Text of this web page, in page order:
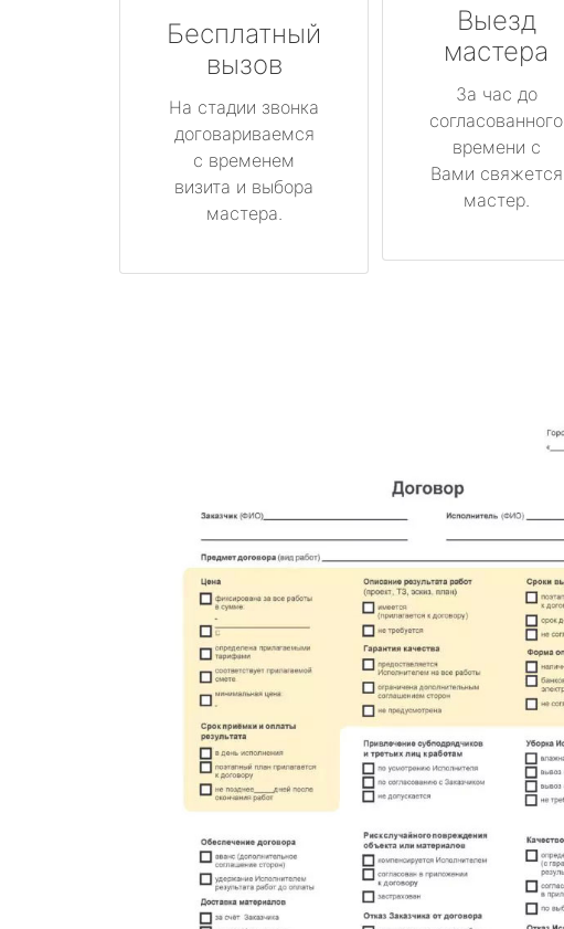
Бесплатный
вызов
На стадии звонка
договариваемся
с временем
визита и выбора
мастера.
Выезд
мастера
За час до
согласованного
времени с
Вами свяжется
мастер.